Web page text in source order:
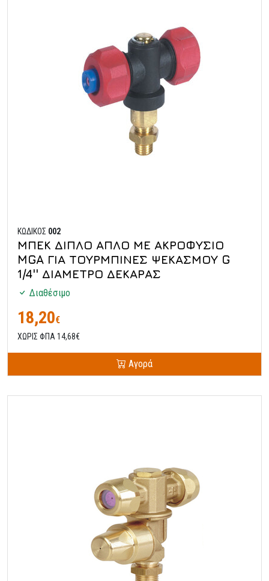
ΚΩΔΙΚΟΣ 002
ΜΠΕΚ ΔΙΠΛΟ ΑΠΛΟ ΜΕ ΑΚΡΟΦΥΣΙΟ
MGA ΓΙΑ ΤΟΥΡΜΠΙΝΕΣ ΨΕΚΑΣΜΟΥ G
1/4'' ΔΙΑΜΕΤΡΟ ΔΕΚΑΡΑΣ
Διαθέσιμο
18,20€
ΧΩΡΙΣ ΦΠΑ 14,68€
Αγορά